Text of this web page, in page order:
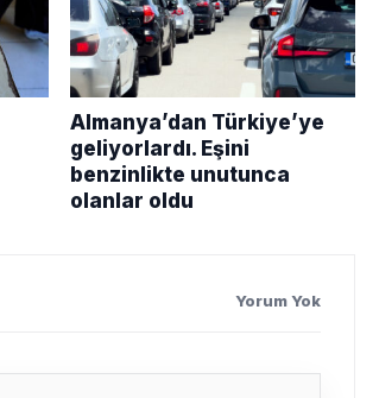
Almanya’dan Türkiye’ye
geliyorlardı. Eşini
benzinlikte unutunca
olanlar oldu
Yorum Yok